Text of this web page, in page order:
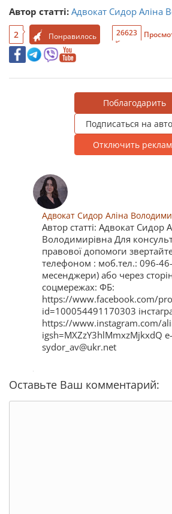
Автор статті: Адвокат Сидор Аліна
2 Понравилось 26623
Поблагодарить
Подписаться на
Отключить
Адвокат Сидор Аліна
Автор статті: Адвокат Сидор
Володимирівна Для
правової допомоги
телефоном : моб.тел.: 096-46-
месенджери) або через
соцмережах: ФБ:
https://www.facebook.com/
id=100054491170303
https://www.instagram.com/
igsh=MXZzY3hlMmxzMjkxdQ
sydor_av@ukr.net
Оставьте Ваш комментарий: